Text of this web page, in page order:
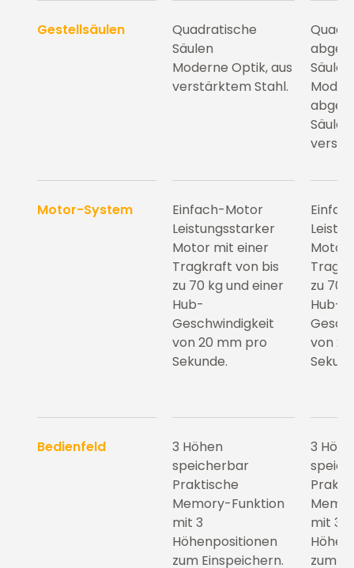
Gestellsäulen
Quadratische
Säulen
Moderne Optik, aus
verstärktem Stahl.
Säulen
Motor-System
Einfach-Motor
Leistungsstarker
Motor mit einer
Tragkraft von bis
zu 70 kg und einer
Hub-
Geschwindigkeit
von 20 mm pro
Sekunde.
Motor
zu 70
Hub-
von
Bedienfeld
3 Höhen
speicherbar
Praktische
Memory-Funktion
mit 3
Höhenpositionen
zum Einspeichern.
3
mit 3
zum